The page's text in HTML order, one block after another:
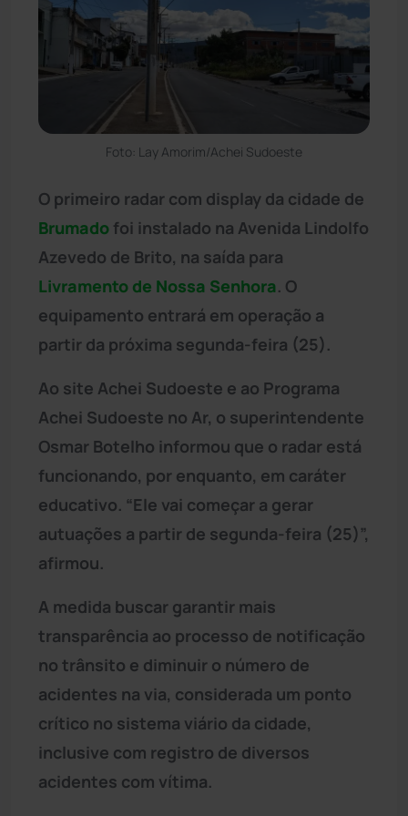
Foto: Lay Amorim/Achei Sudoeste
O primeiro radar com display da cidade de
Brumado foi instalado na Avenida Lindolfo
Azevedo de Brito, na saída para
Livramento de Nossa Senhora. O
equipamento entrará em operação a
partir da próxima segunda-feira (25).
Ao site Achei Sudoeste e ao Programa
Achei Sudoeste no Ar, o superintendente
Osmar Botelho informou que o radar está
funcionando, por enquanto, em caráter
educativo. “Ele vai começar a gerar
autuações a partir de segunda-feira (25)”,
afirmou.
A medida buscar garantir mais
transparência ao processo de notificação
no trânsito e diminuir o número de
acidentes na via, considerada um ponto
crítico no sistema viário da cidade,
inclusive com registro de diversos
acidentes com vítima.